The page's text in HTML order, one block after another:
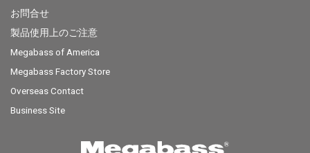
お問合せ
製品使用上のご注意
Megabass of America
Megabass Factory Store
Overseas Contact
Business Site